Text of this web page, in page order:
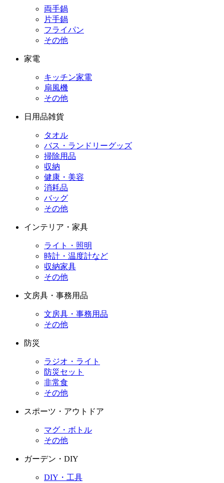
両手鍋
片手鍋
フライパン
その他
家電
キッチン家電
扇風機
その他
日用品雑貨
タオル
バス・ランドリーグッズ
掃除用品
収納
健康・美容
消耗品
バッグ
その他
インテリア・家具
ライト・照明
時計・温度計など
収納家具
その他
文房具・事務用品
文房具・事務用品
その他
防災
ラジオ・ライト
防災セット
非常食
その他
スポーツ・アウトドア
マグ・ボトル
その他
ガーデン・DIY
DIY・工具